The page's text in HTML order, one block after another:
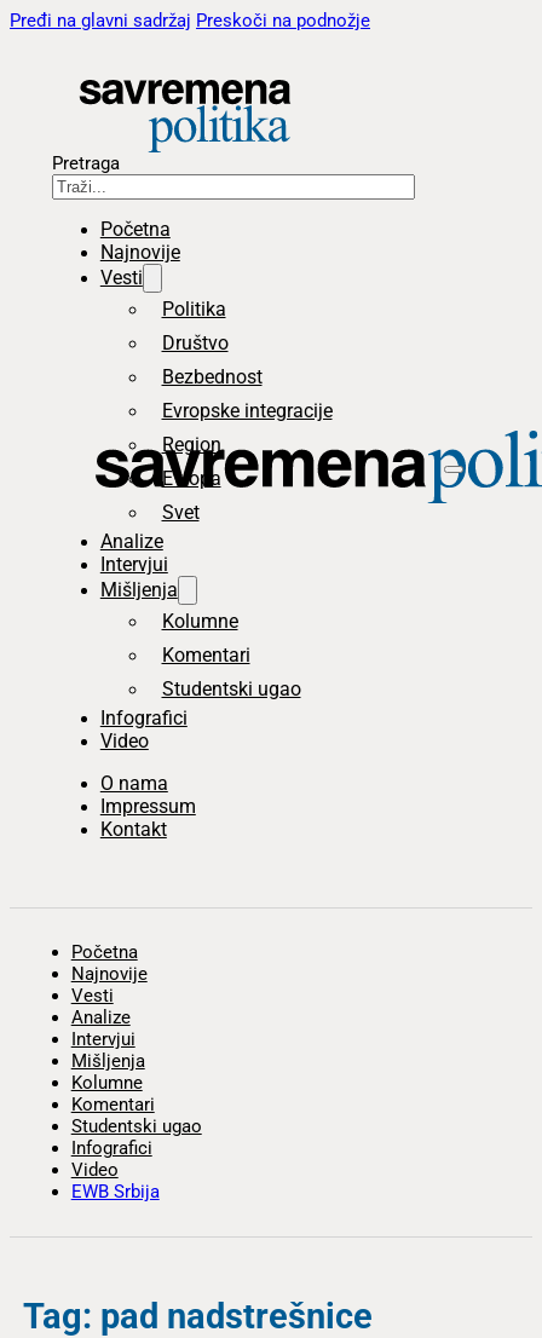
Pređi na glavni sadržaj Preskoči na podnožje
Pretraga
Početna
Najnovije
Vesti
Politika
Društvo
Bezbednost
Evropske integracije
Region
Evropa
Svet
Analize
Intervjui
Mišljenja
Kolumne
Komentari
Studentski ugao
Infografici
Video
O nama
Impressum
Kontakt
Početna
Najnovije
Vesti
Analize
Intervjui
Mišljenja
Kolumne
Komentari
Studentski ugao
Infografici
Video
EWB Srbija
Tag: pad nadstrešnice